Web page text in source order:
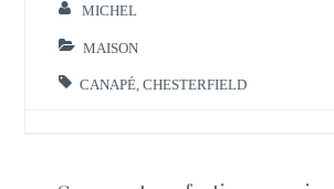
MICHEL
MAISON
CANAPÉ ,CHESTERFIELD